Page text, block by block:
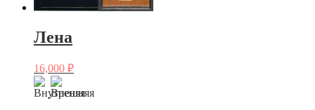
Лена
16,000 ₽